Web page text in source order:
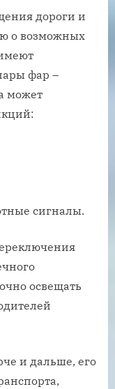
дороги и
о возможных
фар –
может
сигналы.
освещать
и дальше, его